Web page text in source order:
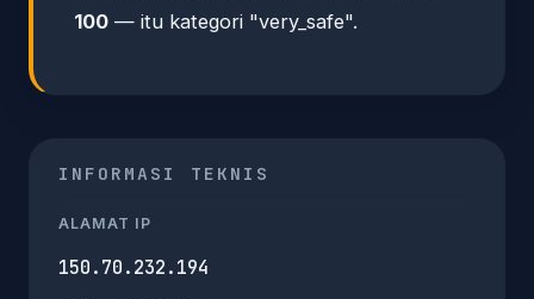
100 — itu kategori "very_safe".
INFORMASI TEKNIS
ALAMAT IP
150.70.232.194